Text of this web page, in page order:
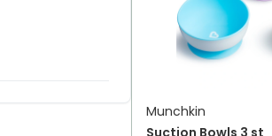
Munchkin
Suction Bowls 3 st